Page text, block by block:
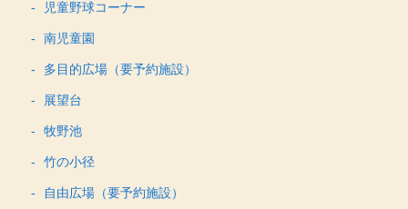
児童野球コーナー
南児童園
多目的広場（要予約施設）
展望台
牧野池
竹の小径
自由広場（要予約施設）